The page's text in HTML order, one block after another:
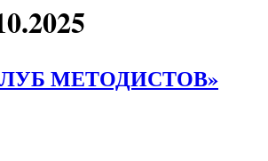
МЕТОДИСТОВ»